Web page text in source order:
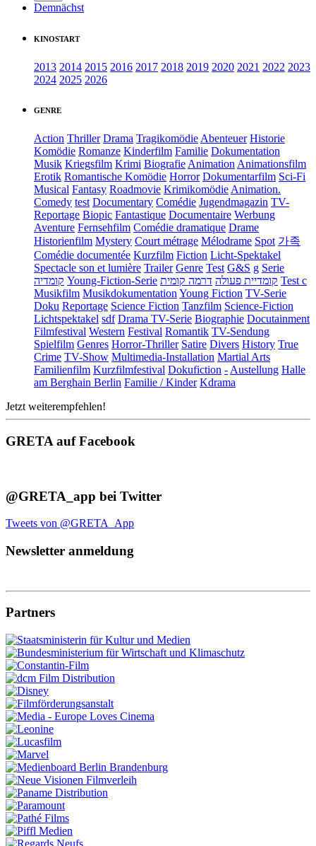
Demnächst
KINOSTART
2013 2014 2015 2016 2017 2018 2019 2020 2021 2022 2023
2024 2025 2026
GENRE
Action Thriller Drama TragikomödieAbenteuer Historie
Komödie Romanze Kinderfilm Familie Dokumentation
Musik Kriegsfilm Krimi BiografieAnimationAnimationsfilm
Erotik Romantische Komödie Horror Dokumentarfilm Sci-Fi
Musical Fantasy Roadmovie KrimikomödieAnimation.
Comedy test Documentary Comédie Jugendmagazin TV-
Reportage Biopic Fantastique Documentaire Werbung
Aventure Fernsehfilm Comédie dramatique Drame
Historienfilm Mystery Court métrage Mélodrame Spot 가족
Comédie documentée Kurzfilm Fiction Licht-Spektakel
Spectacle son et lumière Trailer Genre Test G&S g Serie
קומדיה Young-Fiction-Serie קומדיית פעולה דרמה קומית
Test c
Musikfilm MusikdokumentationYoung Fiction TV-Serie
Doku Reportage Science Fiction Tanzfilm Science-Fiction
Lichtspektakel sdf Drama TV-Serie Biographie Docutainment
Filmfestival Western Festival Romantik TV-Sendung
Spielfilm Genres Horror-Thriller Satire Divers History True
Crime TV-Show Multimedia-Installation Martial Arts
Familienfilm Kurzfilmfestival Dokufiction -Austellung Halle
am Berghain Berlin Familie / Kinder Kdrama
Jetzt weiterempfehlen!
GRETA auf Facebook
@GRETA_app bei Twitter
Tweets von @GRETA_App
Newsletter anmeldung
Partners